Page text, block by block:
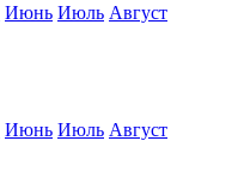
Июнь Июль Август
Июнь Июль Август